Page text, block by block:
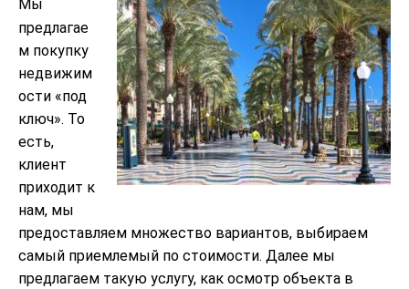
Мы
предлагае
м покупку
недвижим
ости «под
ключ». То
есть,
клиент
приходит к
нам, мы
предоставляем множество вариантов, выбираем
самый приемлемый по стоимости. Далее мы
предлагаем такую услугу, как осмотр объекта в